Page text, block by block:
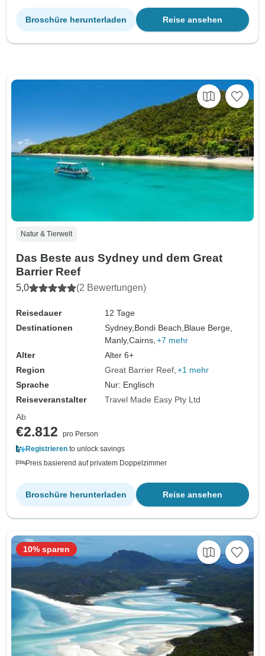
Reise ansehen
Broschüre herunterladen
Natur & Tierwelt
Das Beste aus Sydney und dem Great
Barrier Reef
5,0 (2 Bewertungen)
Reisedauer
12 Tage
Destinationen
Sydney, Bondi Beach, Blaue Berge,
Manly,Cairns, +7 mehr
Alter
Alter 6+
Region
Great Barrier Reef +1 mehr
Sprache
Nur: Englisch
Reiseveranstalter
Travel Made Easy Pty Ltd
Ab
€2.812
pro Person
Registrieren to unlock savings
Preis basierend auf privatem Doppelzimmer
Reise ansehen
Broschüre herunterladen
10% sparen